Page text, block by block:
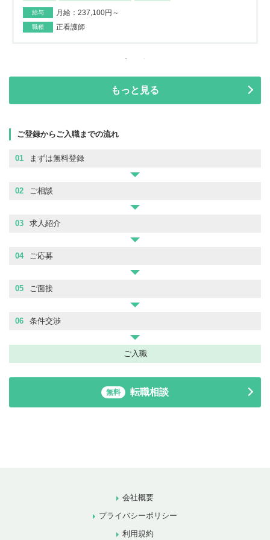
給与 月給：237,100円～
職種 正看護師
もっと見る
ご登録からご入職までの流れ
01 まずは無料登録
02 ご相談
03 求人紹介
04 ご応募
05 ご面接
06 条件交渉
ご入職
無料 転職相談
会社概要
プライバシーポリシー
利用規約